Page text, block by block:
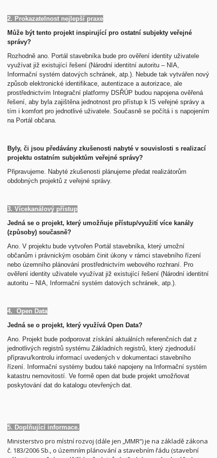
2. Prokazatelnost nejlepší praxe
Může být tento projekt inspirující pro ostatní subjekty veřejné
správy?
Rozhodně ano. Portál stavebníka bude pro ověření identity uživatele
využívat již existující řešení (Národní identitní autoritu – NIA,
Informační systém datových schránek, atp.). Nebude tak vytvářen nový
způsob elektronické identifikace, autentizace a autorizace, ale
prostřednictvím Integrační platformy DSŘÚP budou napojena ověřená
řešení, aby byla zajištěna jednotnost pro přístup k IS veřejné správy a
tím i komfort pro jednotlivé uživatele. Současně se počítá i s napojením
na Portál občana.
Byly, či jsou předávány zkušenosti nabyté v souvislosti s realizací
projektu ostatním subjektům veřejné správy?
Připravujeme. Nabyté zkušenosti plánujeme předat realizátorům
obdobných projektů z veřejné správy.
3. Vícekanálový přístup
Jedná se o projekt, který umožňuje přístup/využití více kanály
(způsoby) současně?
Ano. V projektu bude vytvořen Portál stavebníka, který umožní
občanům i právnickým osobám činit úkony v rámci stavebního řízení
nebo územního plánování prostřednictvím webového rozhraní. Pro
ověření identity uživatele využívat již existující řešení (Národní identitní
autoritu – NIA, Informační systém datových schránek, atp.).
4. Open Data
Jedná se o projekt, který využívá Open Data?
Ano. Projekt bude podporovat získání aktuálních referenčních dat z
jednotlivých registrů systému Základních registrů, který zjednoduší
přípravu/kontrolu informací uvedených v dokumentaci stavebního
řízení. Informační systémy budou také napojeny na Informační systém
katastru nemovitostí. Ve formě open dat bude projekt umožňovat
poskytování dat do katalogu otevřených dat.
5. Doplňující informace.
Ministerstvo pro místní rozvoj (dále jen „MMR“) je na základě zákona
č. 183/2006 Sb., o územním plánování a stavebním řádu (stavební